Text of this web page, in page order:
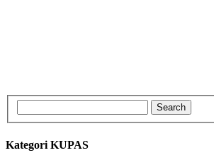
Kategori KUPAS